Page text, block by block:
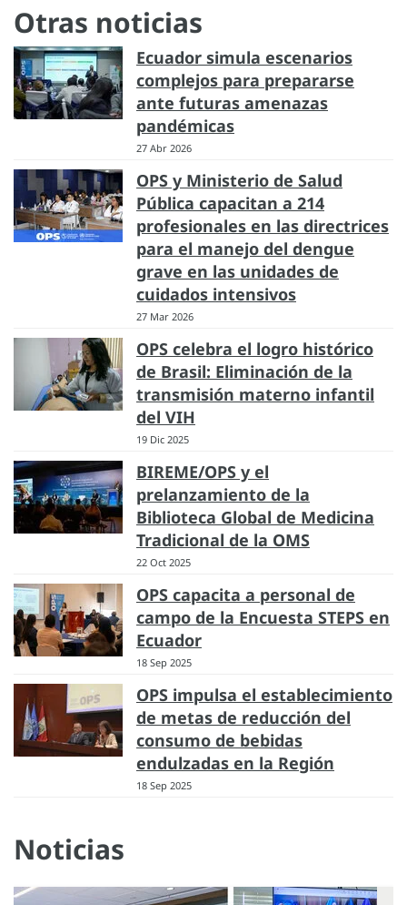
Otras noticias
Ecuador simula escenarios
complejos para prepararse
ante futuras amenazas
pandémicas
27 Abr 2026
OPS y Ministerio de Salud
Pública capacitan a 214
profesionales en las directrices
para el manejo del dengue
grave en las unidades de
cuidados intensivos
27 Mar 2026
OPS celebra el logro histórico
de Brasil: Eliminación de la
transmisión materno infantil
del VIH
19 Dic 2025
BIREME/OPS y el
prelanzamiento de la
Biblioteca Global de Medicina
Tradicional de la OMS
22 Oct 2025
OPS capacita a personal de
campo de la Encuesta STEPS en
Ecuador
18 Sep 2025
OPS impulsa el establecimiento
de metas de reducción del
consumo de bebidas
endulzadas en la Región
18 Sep 2025
Noticias